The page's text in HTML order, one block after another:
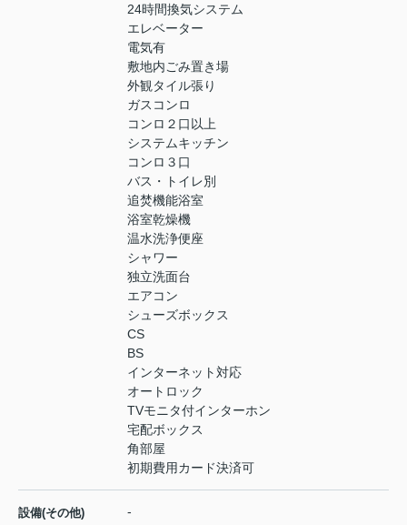
24時間換気システム
エレベーター
電気有
敷地内ごみ置き場
外観タイル張り
ガスコンロ
コンロ２口以上
システムキッチン
コンロ３口
バス・トイレ別
追焚機能浴室
浴室乾燥機
温水洗浄便座
シャワー
独立洗面台
エアコン
シューズボックス
CS
BS
インターネット対応
オートロック
TVモニタ付インターホン
宅配ボックス
角部屋
初期費用カード決済可
設備(その他) -